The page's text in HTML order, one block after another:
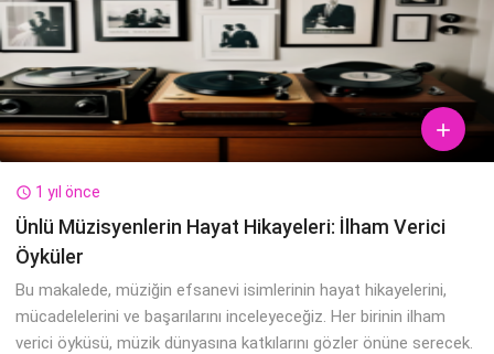

 1 yıl önce
Ünlü Müzisyenlerin Hayat Hikayeleri: İlham Verici
Öyküler
Bu makalede, müziğin efsanevi isimlerinin hayat hikayelerini,
mücadelelerini ve başarılarını inceleyeceğiz. Her birinin ilham
verici öyküsü, müzik dünyasına katkılarını gözler önüne serecek.